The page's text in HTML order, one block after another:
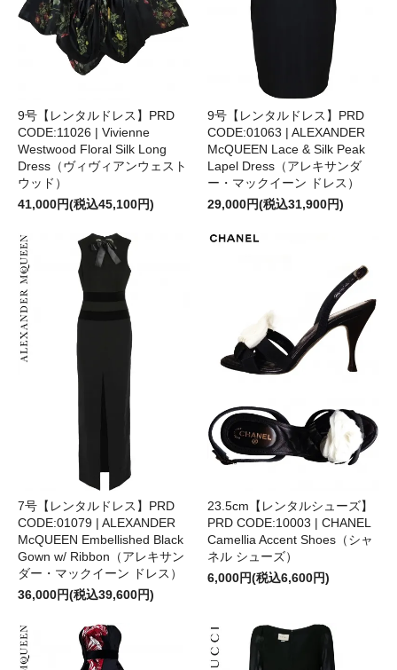
9号【レンタルドレス】PRD
CODE:11026 | Vivienne
Westwood Floral Silk Long
Dress（ヴィヴィアンウェスト
ウッド）
41,000円(税込45,100円)
9号【レンタルドレス】PRD
CODE:01063 | ALEXANDER
McQUEEN Lace & Silk Peak
Lapel Dress（アレキサンダ
ー・マックイーン ドレス）
29,000円(税込31,900円)
7号【レンタルドレス】PRD
CODE:01079 | ALEXANDER
McQUEEN Embellished Black
Gown w/ Ribbon（アレキサン
ダー・マックイーン ドレス）
36,000円(税込39,600円)
23.5cm【レンタルシューズ】
PRD CODE:10003 | CHANEL
Camellia Accent Shoes（シャ
ネル シューズ）
6,000円(税込6,600円)